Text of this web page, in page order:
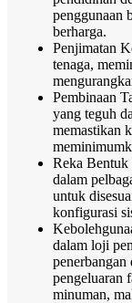
penggunaan
berharga.
Penjimatan
tenaga,
Pembinaan
yang teguh
memastikan
Reka Bentuk
dalam
untuk
konfigurasi
dalam loji
penerbangan
pengeluaran
minuman,